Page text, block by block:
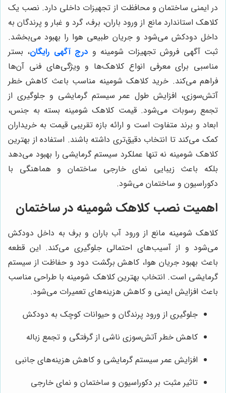
در ایمنی ساختمان و محافظت از تجهیزات داخلی دارد. نصب یک
کلاهک استاندارد مانع از ورود باران، برف، گرد و غبار و پرندگان به
داخل دودکش می‌شود و جریان طبیعی هوا را بهبود می‌بخشد.
ثبت آگهی فروش تجهیزات شومینه و درج آگهی رایگان، بستر
مناسبی برای معرفی انواع کلاهک‌ها و ویژگی‌های فنی آن‌ها
فراهم می‌کند. خرید کلاهک شومینه مناسب باعث کاهش خطر
آتش‌سوزی، افزایش طول عمر سیستم گرمایشی و جلوگیری از
تجمع رسوبات می‌شود. قیمت کلاهک شومینه بسته به جنس،
ابعاد و برند متفاوت است و ارائه بازه تقریبی قیمت به خریداران
کمک می‌کند تا انتخاب دقیق‌تری داشته باشند. استفاده از بهترین
کلاهک شومینه نه تنها عملکرد سیستم گرمایشی را بهبود می‌دهد
بلکه باعث زیبایی نمای خارجی ساختمان و هماهنگی با
دکوراسیون و ساختمان می‌شود.
اهمیت نصب کلاهک شومینه در ساختمان
کلاهک شومینه مانع از ورود آب باران و برف به داخل دودکش
می‌شود و از آسیب‌های احتمالی جلوگیری می‌کند. این قطعه
باعث بهبود جریان هوا، کاهش برگشت دود و حفاظت از سیستم
گرمایشی است. انتخاب بهترین کلاهک شومینه با طراحی مناسب
باعث افزایش ایمنی و کاهش هزینه‌های تعمیرات می‌شود.
جلوگیری از ورود پرندگان و حیوانات کوچک به دودکش
کاهش خطر آتش‌سوزی ناشی از گرفتگی و تجمع زباله
افزایش عمر سیستم گرمایشی و کاهش هزینه‌های جانبی
تاثیر مثبت بر دکوراسیون و ساختمان و نمای خارجی